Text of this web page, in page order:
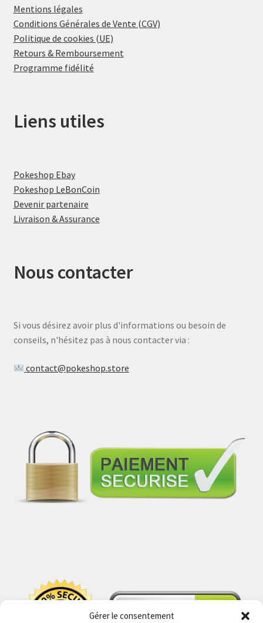
Gérer le consentement
Mentions légales
Conditions Générales de Vente (CGV)
Politique de cookies (UE)
Retours & Remboursement
Programme fidélité
Liens utiles
Pokeshop Ebay
Pokeshop LeBonCoin
Devenir partenaire
Livraison & Assurance
Nous contacter
Si vous désirez avoir plus d'informations ou besoin de
conseils, n'hésitez pas à nous contacter via :
contact@pokeshop.store